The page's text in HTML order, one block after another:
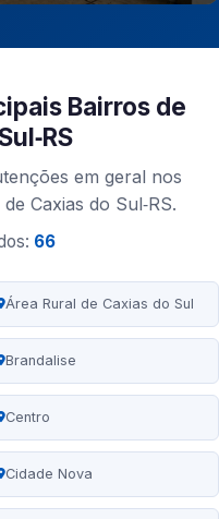
Bairros de
em geral nos
Caxias do Sul‑RS.
66
Área Rural de Caxias do Sul
Brandalise
Centro
Cidade Nova